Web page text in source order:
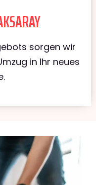
sorgen wir
in Ihr neues